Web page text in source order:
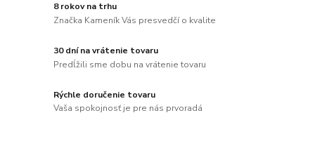
8 rokov na trhu
Značka Kameník Vás presvedčí o kvalite
30 dní na vrátenie tovaru
Predĺžili sme dobu na vrátenie tovaru
Rýchle doručenie tovaru
Vaša spokojnosť je pre nás prvoradá